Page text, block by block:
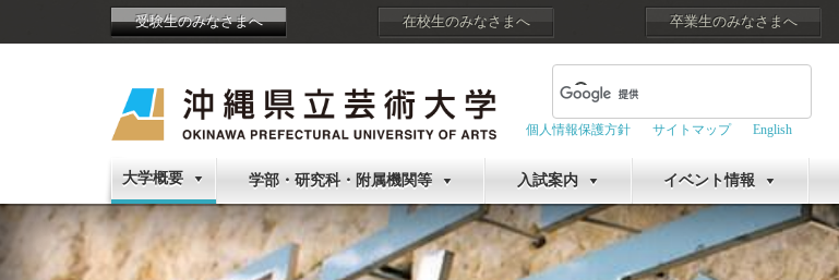
受験生のみなさまへ 在校生のみなさまへ 卒業生のみなさまへ
個人情報保護方針 サイトマップ English
大学概要 学部・研究科・附属機関等 入試案内 イベント情報